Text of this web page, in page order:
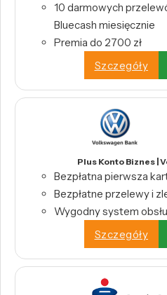
10 darmowych
Bluecash miesięcznie
Premia do 2700 zł
Szczegóły
Plus Konto Biznes |
Bezpłatna pierwsza
Bezpłatne przelewy i
Wygodny system
Szczegóły